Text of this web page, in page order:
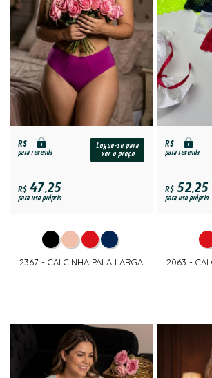
R$
para revenda
Logue-se para
ver o preço
R$47,25
para uso próprio
2367 - CALCINHA PALA LARGA
R$
para revenda
R$52,25
para uso próprio
2063 -